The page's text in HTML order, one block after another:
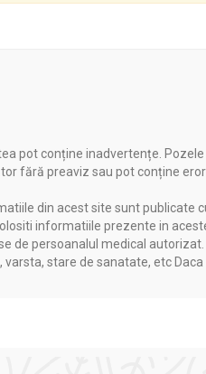
pot conține inadvertențe.
fără preaviz sau pot conține
din acest site sunt publicate
informatiile prezente in
de persoanalul medical
stare de sanatate, etc